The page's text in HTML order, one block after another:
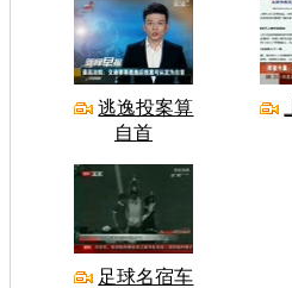
逃逸投案算
自首
足球名宿车